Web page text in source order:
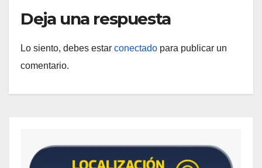
Deja una respuesta
Lo siento, debes estar conectado para publicar un
comentario.